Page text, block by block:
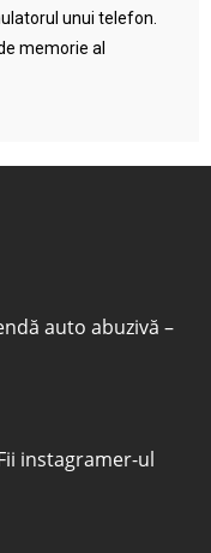
unui telefon.
memorie al
auto abuzivă –
instagramer-ul